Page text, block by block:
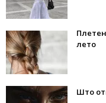
лето
Што